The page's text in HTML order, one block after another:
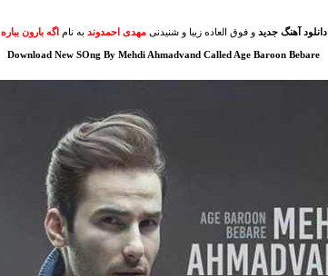
دانلود آهنگ جدید و فوق العاده زیبا و شنیدنیمهدی احمدوند به نام اگه بارون بباره
Download New SOng By Mehdi Ahmadvand Called Age Baroon Bebare